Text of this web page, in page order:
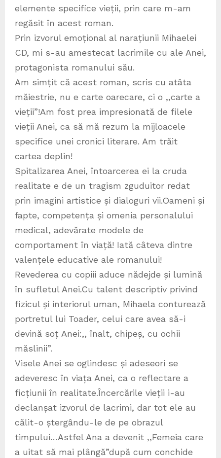
elemente specifice vieții, prin care m-am
regăsit în acest roman.
Prin izvorul emoțional al narațiunii Mihaelei
CD, mi s-au amestecat lacrimile cu ale Anei,
protagonista romanului său.
Am simțit că acest roman, scris cu atâta
măiestrie, nu e carte oarecare, ci o ,,carte a
vieții”!Am fost prea impresionată de filele
vieții Anei, ca să mă rezum la mijloacele
specifice unei cronici literare. Am trăit
cartea deplin!
Spitalizarea Anei, întoarcerea ei la cruda
realitate e de un tragism zguduitor redat
prin imagini artistice și dialoguri vii.Oameni și
fapte, competența și omenia personalului
medical, adevărate modele de
comportament în viață! Iată câteva dintre
valențele educative ale romanului!
Revederea cu copiii aduce nădejde și lumină
în sufletul Anei.Cu talent descriptiv privind
fizicul și interiorul uman, Mihaela conturează
portretul lui Toader, celui care avea să-i
devină soț Anei:,, înalt, chipeș, cu ochii
măslinii”.
Visele Anei se oglindesc și adeseori se
adeveresc în viața Anei, ca o reflectare a
ficțiunii în realitate.Încercările vieții i-au
declanșat izvorul de lacrimi, dar tot ele au
călit-o ștergându-le de pe obrazul
timpului…Astfel Ana a devenit ,,Femeia care
a uitat să mai plângă”după cum conchide